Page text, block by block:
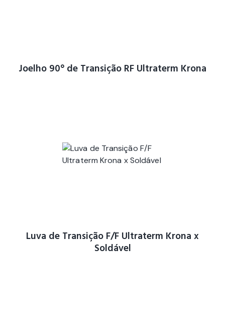
Joelho 90° de Transição RF Ultraterm Krona
Luva de Transição F/F Ultraterm Krona x
Soldável